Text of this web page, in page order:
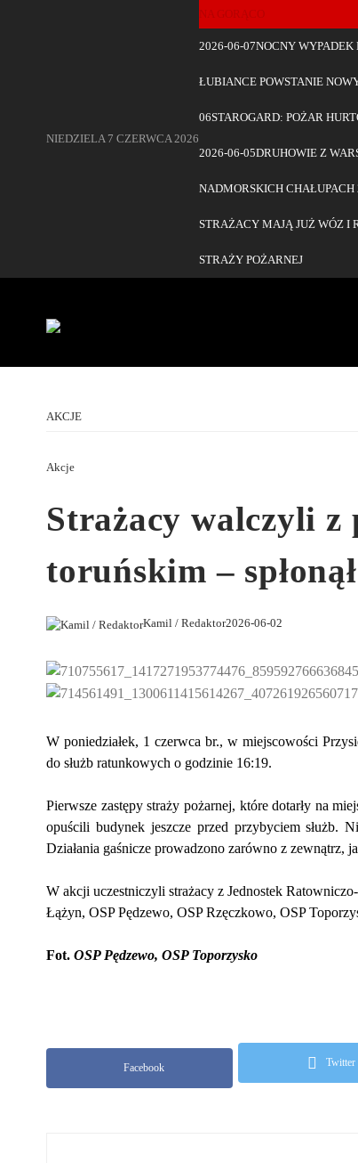
NIEDZIELA 7 CZERWCA 2026
NA GORĄCO
2026-06-07NOCNY WYPADEK
ŁUBIANCE POWSTANIE
06STAROGARD: POŻAR
2026-06-05DRUHOWIE Z
NADMORSKICH CHAŁUPACH
STRAŻACY MAJĄ JUŻ WÓZ I
STRAŻY POŻARNEJ
AKCJE
Akcje
Strażacy walczyli z
toruńskim –
Kamil / Redaktor2026-06-02
W poniedziałek, 1 czerwca br., w miejscowości
do służb ratunkowych o godzinie 16:19.
Pierwsze zastępy straży pożarnej, które dotarły na
opuścili budynek jeszcze przed przybyciem służb.
Działania gaśnicze prowadzono zarówno z zewnątrz,
W akcji uczestniczyli strażacy z Jednostek
Łążyn, OSP Pędzewo, OSP Rzęczkowo, OSP
Fot. OSP Pędzewo, OSP Toporzysko
Facebook Twitter